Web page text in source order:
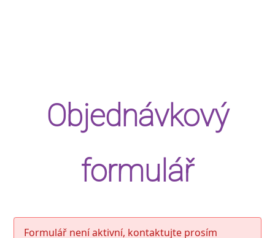
Objednávkový
formulář
Formulář není aktivní, kontaktujte prosím